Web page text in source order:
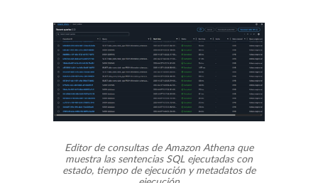
Editor de consultas de Amazon Athena que
muestra las sentencias SQL ejecutadas con
estado, tiempo de ejecución y metadatos de